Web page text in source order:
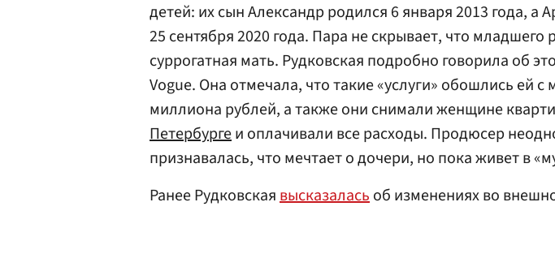
детей: их сын Александр родился 6 января 2013 года, а
25 сентября 2020 года. Пара не скрывает, что младшего
суррогатная мать. Рудковская подробно говорила об
Vogue. Она отмечала, что такие «услуги» обошлись ей с
миллиона рублей, а также они снимали женщине
Петербургеи оплачивали все расходы. Продюсер
признавалась, что мечтает о дочери, но пока живет в
Ранее Рудковскаявысказаласьоб изменениях во